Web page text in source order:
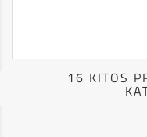
16 KITOS